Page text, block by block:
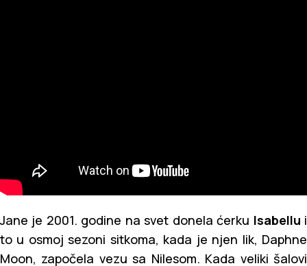
Jane je 2001. godine na svet donela ćerku Isabellu i
to u osmoj sezoni sitkoma, kada je njen lik, Daphne
Moon, započela vezu sa Nilesom. Kada veliki šalovi